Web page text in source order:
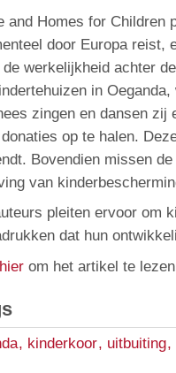
and Homes for Children
door Europa reist,
de werkelijkheid achter
in
zingen en dansen zij
op te halen.
Bovendien missen
van
pleiten ervoor om
dat hun
hierom het artikel te
, kinderkoor, uitbuiting,